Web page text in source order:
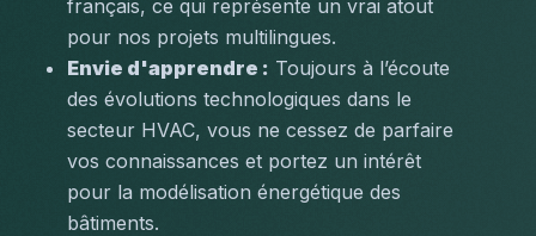
français, ce qui représente un vrai atout
pour nos projets multilingues.
Envie d'apprendre : Toujours à l’écoute
des évolutions technologiques dans le
secteur HVAC, vous ne cessez de parfaire
vos connaissances et portez un intérêt
pour la modélisation énergétique des
bâtiments.